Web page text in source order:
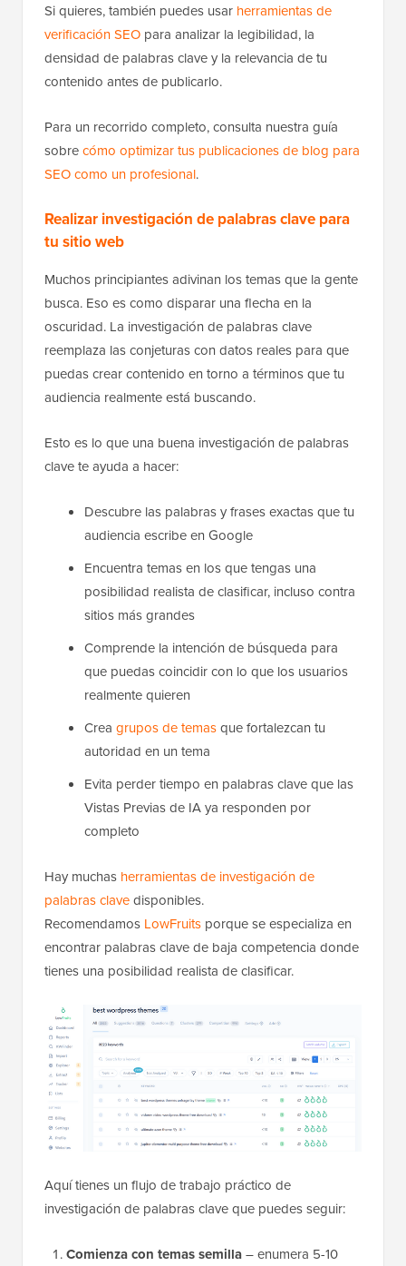
Si quieres, también puedes usar herramientas de
verificación SEO para analizar la legibilidad, la
densidad de palabras clave y la relevancia de tu
contenido antes de publicarlo.
Para un recorrido completo, consulta nuestra guía
sobrecómo optimizar tus publicaciones de blog para
SEO como un profesional.
Realizar investigación de palabras clave para
tu sitio web
Muchos principiantes adivinan los temas que la gente
busca. Eso es como disparar una flecha en la
oscuridad. La investigación de palabras clave
reemplaza las conjeturas con datos reales para que
puedas crear contenido en torno a términos que tu
audiencia realmente está buscando.
Esto es lo que una buena investigación de palabras
clave te ayuda a hacer:
Descubre las palabras y frases exactas que tu
audiencia escribe en Google
Encuentra temas en los que tengas una
posibilidad realista de clasificar, incluso contra
sitios más grandes
Comprende la intención de búsqueda para
que puedas coincidir con lo que los usuarios
realmente quieren
Crea grupos de temasque fortalezcan tu
autoridad en un tema
Evita perder tiempo en palabras clave que las
Vistas Previas de IA ya responden por
completo
Hay muchas herramientas de investigación de
palabras clavedisponibles.
Recomendamos LowFruits porque se especializa en
encontrar palabras clave de baja competencia donde
tienes una posibilidad realista de clasificar.
Aquí tienes un flujo de trabajo práctico de
investigación de palabras clave que puedes seguir:
Comienza con temas semilla– enumera 5-10